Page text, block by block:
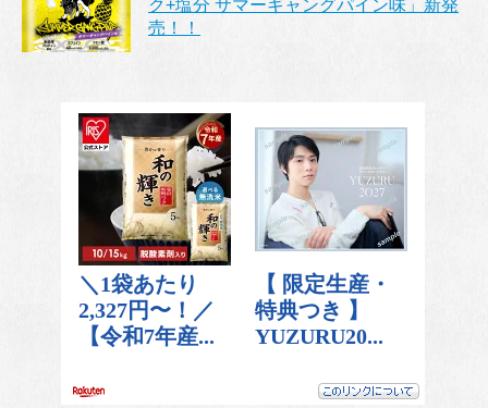
ク+塩分 サマーギャングパイン味」新発
売！！